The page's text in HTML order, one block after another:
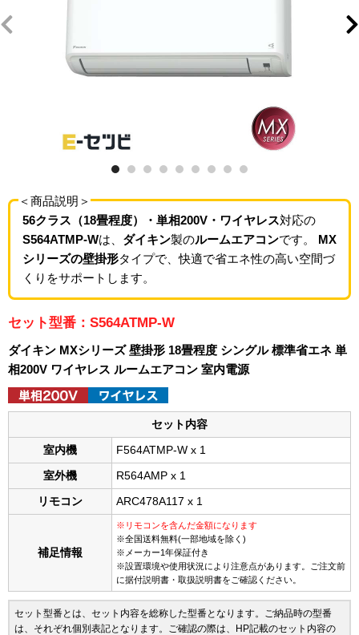
＜商品説明＞
56クラス（18畳程度）・単相200V・ワイヤレス対応の
S564ATMP-Wは、 ダイキン製のルームエアコンです。 MX
シリーズの壁掛形タイプで、快適で省エネ性の高い空間づ
くりをサポートします。
セット型番：S564ATMP-W
ダイキン MXシリーズ 壁掛形 18畳程度 シングル 標準省エネ 単
相200V ワイヤレス ルームエアコン 室内電源
セット内容
室内機 F564ATMP-W x 1
室外機 R564AMP x 1
リモコン ARC478A117 x 1
補足情報
※リモコンを含んだ金額になります
※全国送料無料(一部地域を除く)
※メーカー1年保証付き
※設置環境や使用状況により注意点があります。ご注文前
に据付説明書・取扱説明書をご確認ください。
セット型番とは、セット内容を総称した型番となります。ご納品時の型番
は、それぞれ個別表記となります。ご確認の際は、HP記載のセット内容の